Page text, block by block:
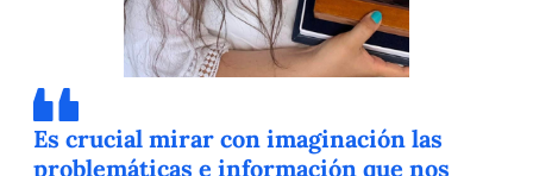
Es crucial mirar con imaginación las
problemáticas e información que nos